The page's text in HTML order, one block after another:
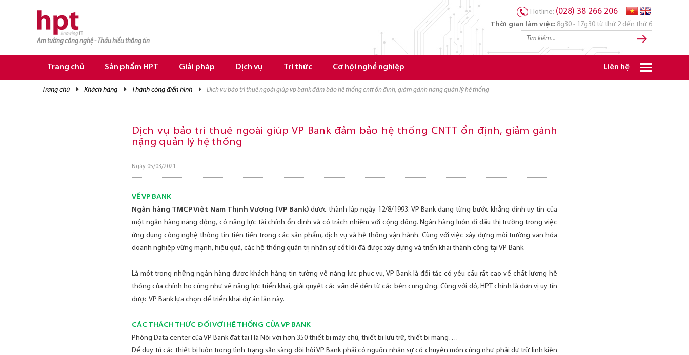
Am tường công nghệ - Thấu hiểu thông tin
Hotline: (028) 38 266 206
Thời gian làm việc: 8g30 - 17g30 từ thứ 2 đến thứ 6
Trang chủ Sản phẩm HPT Giải pháp Dịch vụ Tri thức Cơ hội nghề nghiệp Liên hệ
trang chủ khách hàng thành công điển hình dịch vụ bảo trì thuê ngoài giúp vp bank đảm bảo hệ thống cntt ổn định, giảm gánh nặng quản lý hệ thống
Dịch vụ bảo trì thuê ngoài giúp VP Bank đảm bảo hệ thống CNTT ổn định, giảm gánh
nặng quản lý hệ thống
Ngày 05/03/2021
VỀ VP BANK
Ngân hàng TMCP Việt Nam Thịnh Vượng (VP Bank)được thành lập ngày 12/8/1993. VP Bank đang từng bước khẳng định uy tín của
một ngân hàng năng động, có năng lực tài chính ổn định và có trách nhiệm với cộng đồng. Ngân hàng luôn đi đầu thị trường trong việc
ứng dụng công nghệ thông tin tiên tiến trong các sản phẩm, dịch vụ và hệ thống vận hành. Cùng với việc xây dựng môi trường văn hóa
doanh nghiệp vững mạnh, hiệu quả, các hệ thống quản trị nhân sự cốt lõi đã được xây dựng và triển khai thành công tại VP Bank.
Là một trong những ngân hàng được khách hàng tin tưởng về năng lực phục vụ, VP Bank là đối tác có yêu cầu rất cao về chất lượng hệ
thống của chính họ cũng như về năng lực triển khai, giải quyết các vấn đề đến từ các bên cung ứng. Cùng với đó, HPT chính là đơn vị uy tín
được VP Bank lựa chọn để triển khai dự án lần này.
CÁC THÁCH THỨC ĐỐI VỚI HỆ THỐNG CỦA VP BANK
Phòng Data center của VP Bank đặt tại Hà Nội với hơn 350 thiết bị máy chủ, thiết bị lưu trữ, thiết bị mạng….
Để duy trì các thiết bị luôn trong tình trạng sẵn sàng đòi hỏi VP Bank phải có nguồn nhân sự có chuyên môn cũng như phải dự trữ linh kiện
TRANG CHỦ
TRANG CHỦ